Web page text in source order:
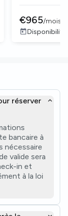
€965/mois
Disponibilité
réserver
bancaire à
nécessaire
valide sera
in et
à la loi